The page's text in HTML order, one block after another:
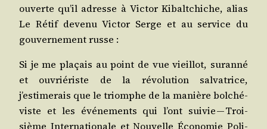
ouverte qu’il adresse à Vic­tor Kibalt­chiche, alias
Le Rétif deve­nu Vic­tor Serge et au ser­vice du
gou­ver­ne­ment russe :
Si je me pla­çais au point de vue vieillot, sur­an­né
et ouvrié­riste de la révo­lu­tion sal­va­trice,
j’estimerais que le triomphe de la manière bol­ché­
viste et les évé­ne­ments qui l’ont sui­vie — Troi­
sième Inter­na­tio­nale et Nou­velle Éco­no­mie Poli­